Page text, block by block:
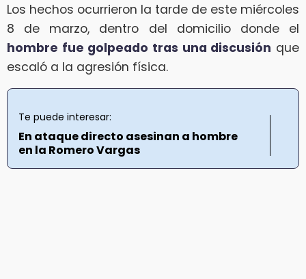
Los hechos ocurrieron la tarde de este miércoles
8 de marzo, dentro del domicilio donde el
hombre fue golpeado tras una discusión que
escaló a la agresión física.
Te puede interesar:
En ataque directo asesinan a hombre
en la Romero Vargas